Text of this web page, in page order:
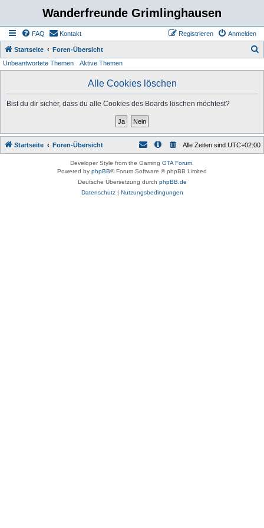
Wanderfreunde Grimlinghausen
FAQ Kontakt Anmelden
Registrieren
Startseite Foren-Übersicht
Unbeantwortete Themen Aktive Themen
Alle Cookies löschen
Bist du dir sicher, dass du alle Cookies des Boards löschen möchtest?
Startseite Foren-Übersicht Alle Zeiten sind UTC+02:00
Developer Style from the Gaming GTA Forum
Powered by phpBB® Forum Software © phpBB Limited
Deutsche Übersetzung durch phpBB.de
Datenschutz| Nutzungsbedingungen